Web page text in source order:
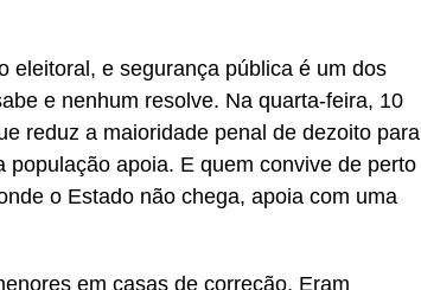
eleitoral, e segurança pública é um dos
e nenhum resolve. Na quarta-feira, 10
reduz a maioridade penal de dezoito para
apoia. E quem convive de perto
o Estado não chega, apoia com uma
em casas de correção. Eram